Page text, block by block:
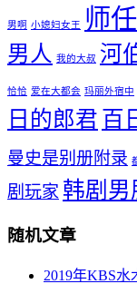
男啊 小媳妇女王 师
男人
我的大叔 河
恰恰 爱在大都会 玛丽外宿中
日的郎君 百
曼史是别册附录
剧玩家 韩剧男
随机文章
2019年KBS